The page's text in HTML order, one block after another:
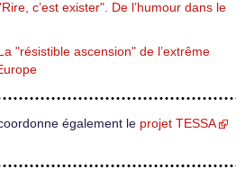
c’est exister". De l’humour dans le
"résistible ascension" de l’extrême
également le projet TESSA